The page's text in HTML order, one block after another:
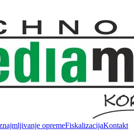
opremeFiskalizacijaKontakt